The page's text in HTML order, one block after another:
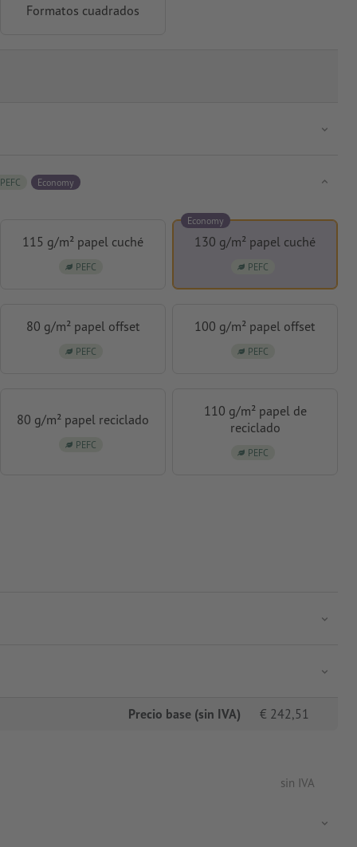
Formatos cuadrados
PEFC Economy
115 g/m² papel cuché
PEFC
130 g/m² papel cuché
PEFC
Economy
80 g/m² papel offset
PEFC
100 g/m² papel offset
PEFC
80 g/m² papel reciclado
PEFC
110 g/m² papel de
reciclado
PEFC
Precio base (sin IVA) € 242,51
sin IVA